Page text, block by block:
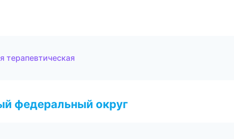
терапевтическая
федеральный округ